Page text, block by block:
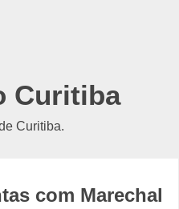
Curitiba
Curitiba.
com Marechal